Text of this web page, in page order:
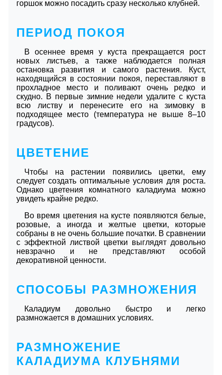
горшок можно посадить сразу несколько клубней.
ПЕРИОД ПОКОЯ
В осеннее время у куста прекращается рост
новых листьев, а также наблюдается полная
остановка развития и самого растения. Куст,
находящийся в состоянии покоя, переставляют в
прохладное место и поливают очень редко и
скудно. В первые зимние недели удалите с куста
всю листву и перенесите его на зимовку в
подходящее место (температура не выше 8–10
градусов).
ЦВЕТЕНИЕ
Чтобы на растении появились цветки, ему
следует создать оптимальные условия для роста.
Однако цветения комнатного каладиума можно
увидеть крайне редко.
Во время цветения на кусте появляются белые,
розовые, а иногда и желтые цветки, которые
собраны в не очень большие початки. В сравнении
с эффектной листвой цветки выглядят довольно
невзрачно и не представляют особой
декоративной ценности.
СПОСОБЫ РАЗМНОЖЕНИЯ
Каладиум довольно быстро и легко
размножается в домашних условиях.
РАЗМНОЖЕНИЕ
КАЛАДИУМА КЛУБНЯМИ